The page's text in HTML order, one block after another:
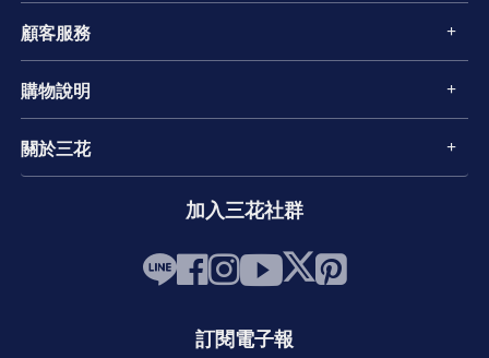
顧客服務
購物說明
關於三花
加入三花社群
訂閱電子報